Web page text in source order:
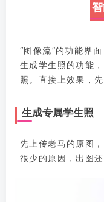
“图像流”的功能界
生成学生照的功能
照。直接上效果，
生成专属学生照
先上传老马的原图
很少的原因，出图还